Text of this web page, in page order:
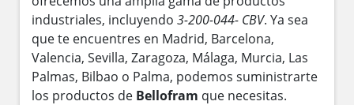
industriales, incluyendo 3-200-044- CBV. Ya sea
que te encuentres en Madrid, Barcelona,
Valencia, Sevilla, Zaragoza, Málaga, Murcia, Las
Palmas, Bilbao o Palma, podemos suministrarte
los productos de Bellofram que necesitas.